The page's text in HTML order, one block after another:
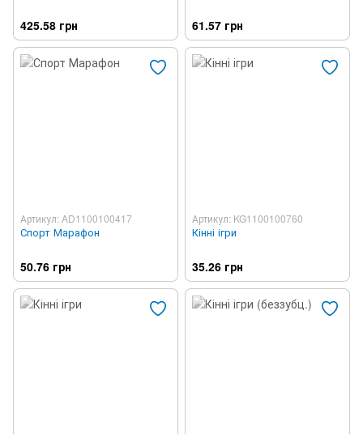
425.58 грн 61.57 грн
Артикул: AD1100100417
Спорт Марафон
50.76 грн
Артикул: KG1100100760
Кінні ігри
35.26 грн